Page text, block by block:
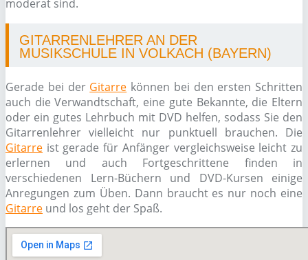
moderat sind.
GITARRENLEHRER AN DER
MUSIKSCHULE IN VOLKACH (BAYERN)
Gerade bei der Gitarre können bei den ersten Schritten
auch die Verwandtschaft, eine gute Bekannte, die Eltern
oder ein gutes Lehrbuch mit DVD helfen, sodass Sie den
Gitarrenlehrer vielleicht nur punktuell brauchen. Die
Gitarre ist gerade für Anfänger vergleichsweise leicht zu
erlernen und auch Fortgeschrittene finden in
verschiedenen Lern-Büchern und DVD-Kursen einige
Anregungen zum Üben. Dann braucht es nur noch eine
Gitarre und los geht der Spaß.